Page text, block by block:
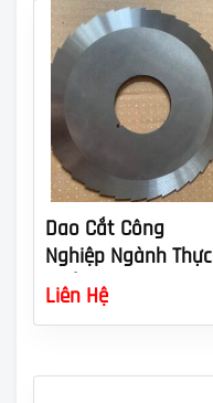
Dao Cắt Công
Nghiệp Ngành Thực
Phẩm Chất Lượng
Cao – Lựa Chọn Tối
Liên Hệ